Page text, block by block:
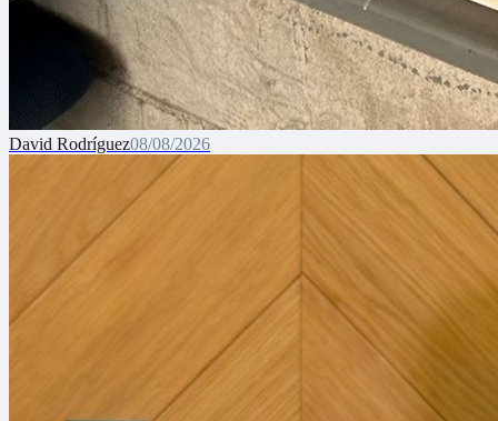
David Rodríguez08/08/2026